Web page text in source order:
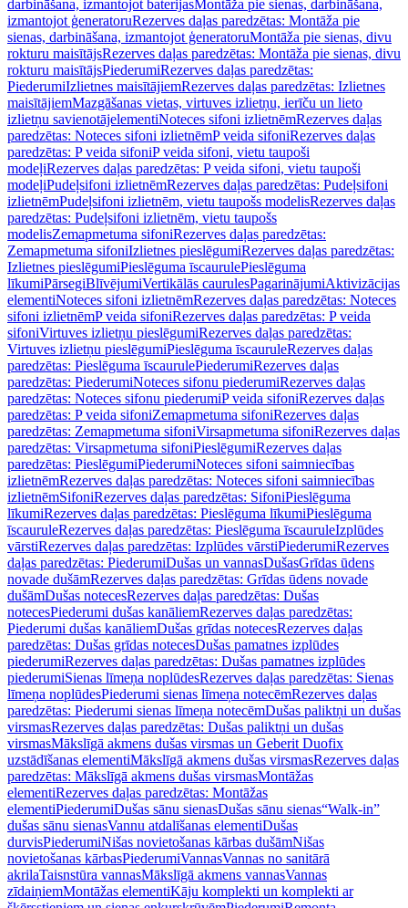
darbināšana, izmantojot baterijasMontāža pie sienas, darbināšana,
izmantojot ģeneratoruRezerves daļas paredzētas: Montāža pie
sienas, darbināšana, izmantojot ģeneratoruMontāža pie sienas, divu
rokturu maisītājsRezerves daļas paredzētas: Montāža pie sienas, divu
rokturu maisītājsPiederumiRezerves daļas paredzētas:
PiederumiIzlietnes maisītājiemRezerves daļas paredzētas: Izlietnes
maisītājiemMazgāšanas vietas, virtuves izlietņu, ierīču un lieto
izlietņu savienotājelementiNoteces sifoni izlietnēmRezerves daļas
paredzētas: Noteces sifoni izlietnēmP veida sifoniRezerves daļas
paredzētas: P veida sifoniP veida sifoni, vietu taupoši
modeļiRezerves daļas paredzētas: P veida sifoni, vietu taupoši
modeļiPudeļsifoni izlietnēmRezerves daļas paredzētas: Pudeļsifoni
izlietnēmPudeļsifoni izlietnēm, vietu taupošs modelisRezerves daļas
paredzētas: Pudeļsifoni izlietnēm, vietu taupošs
modelisZemapmetuma sifoniRezerves daļas paredzētas:
Zemapmetuma sifoniIzlietnes pieslēgumiRezerves daļas paredzētas:
Izlietnes pieslēgumiPieslēguma īscaurulePieslēguma
līkumiPārsegiBlīvējumiVertikālās caurulesPagarinājumiAktivizācijas
elementiNoteces sifoni izlietnēmRezerves daļas paredzētas: Noteces
sifoni izlietnēmP veida sifoniRezerves daļas paredzētas: P veida
sifoniVirtuves izlietņu pieslēgumiRezerves daļas paredzētas:
Virtuves izlietņu pieslēgumiPieslēguma īscauruleRezerves daļas
paredzētas: Pieslēguma īscaurulePiederumiRezerves daļas
paredzētas: PiederumiNoteces sifonu piederumiRezerves daļas
paredzētas: Noteces sifonu piederumiP veida sifoniRezerves daļas
paredzētas: P veida sifoniZemapmetuma sifoniRezerves daļas
paredzētas: Zemapmetuma sifoniVirsapmetuma sifoniRezerves daļas
paredzētas: Virsapmetuma sifoniPieslēgumiRezerves daļas
paredzētas: PieslēgumiPiederumiNoteces sifoni saimniecības
izlietnēmRezerves daļas paredzētas: Noteces sifoni saimniecības
izlietnēmSifoniRezerves daļas paredzētas: SifoniPieslēguma
līkumiRezerves daļas paredzētas: Pieslēguma līkumiPieslēguma
īscauruleRezerves daļas paredzētas: Pieslēguma īscauruleIzplūdes
vārstiRezerves daļas paredzētas: Izplūdes vārstiPiederumiRezerves
daļas paredzētas: PiederumiDušas un vannasDušasGrīdas ūdens
novade dušāmRezerves daļas paredzētas: Grīdas ūdens novade
dušāmDušas notecesRezerves daļas paredzētas: Dušas
notecesPiederumi dušas kanāliemRezerves daļas paredzētas:
Piederumi dušas kanāliemDušas grīdas notecesRezerves daļas
paredzētas: Dušas grīdas notecesDušas pamatnes izplūdes
piederumiRezerves daļas paredzētas: Dušas pamatnes izplūdes
piederumiSienas līmeņa noplūdesRezerves daļas paredzētas: Sienas
līmeņa noplūdesPiederumi sienas līmeņa notecēmRezerves daļas
paredzētas: Piederumi sienas līmeņa notecēmDušas paliktņi un dušas
virsmasRezerves daļas paredzētas: Dušas paliktņi un dušas
virsmasMākslīgā akmens dušas virsmas un Geberit Duofix
uzstādīšanas elementiMākslīgā akmens dušas virsmasRezerves daļas
paredzētas: Mākslīgā akmens dušas virsmasMontāžas
elementiRezerves daļas paredzētas: Montāžas
elementiPiederumiDušas sānu sienasDušas sānu sienas“Walk-in”
dušas sānu sienasVannu atdalīšanas elementiDušas
durvisPiederumiNišas novietošanas kārbas dušāmNišas
novietošanas kārbasPiederumiVannasVannas no sanitārā
akrilaTaisnstūra vannasMākslīgā akmens vannasVannas
zīdaiņiemMontāžas elementiKāju komplekti un komplekti ar